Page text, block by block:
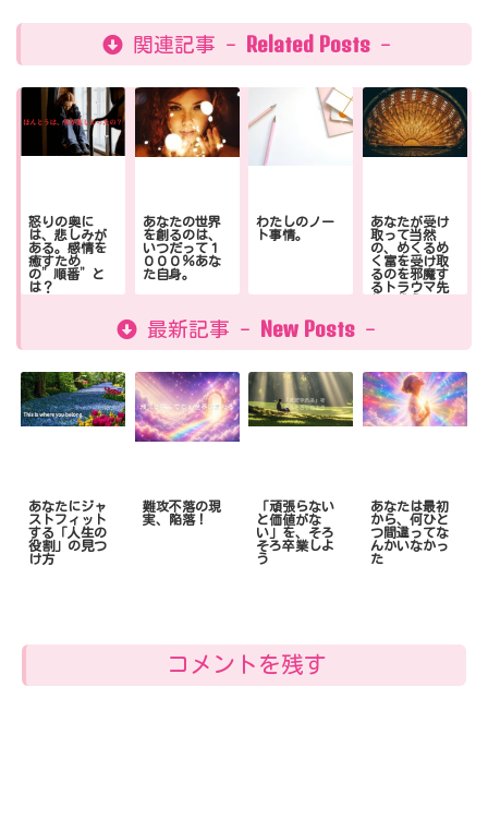
関連記事 - Related Posts-
怒りの奥に
は、悲しみが
ある。感情を
癒すため
の”順番”と
は？
あなたの世界
を創るのは、
いつだって１
０００％あな
た自身。
わたしのノー
ト事情。
あなたが受け
取って当然
の、めくるめ
く富を受け取
るのを邪魔す
るトラウマ先
最新記事 - New Posts -
あなたにジャ
ストフィット
する「人生の
役割」の見つ
け方
難攻不落の現
実、陥落！
「頑張らない
と価値がな
い」を、そろ
そろ卒業しよ
う
あなたは最初
から、何ひと
つ間違ってな
んかいなかっ
た
コメントを残す